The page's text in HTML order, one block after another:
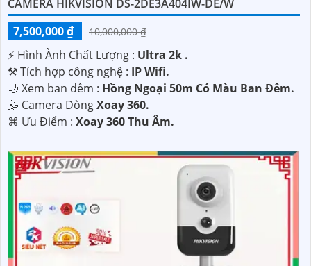
CAMERA HIKVISION DS-2DE3A404IW-DE/W
7,500,000 ₫
10,000,000 ₫
️⚡ Hình Ành Chất Lượng : Ultra 2k .
⚒ Tích hợp công nghệ : IP Wifi.
🌙 Xem ban đêm : Hồng Ngoại 50m Có Màu Ban Đêm.
🤹 Camera DòngXoay 360.
️⌘ Ưu Điểm : Xoay 360 Thu Âm.